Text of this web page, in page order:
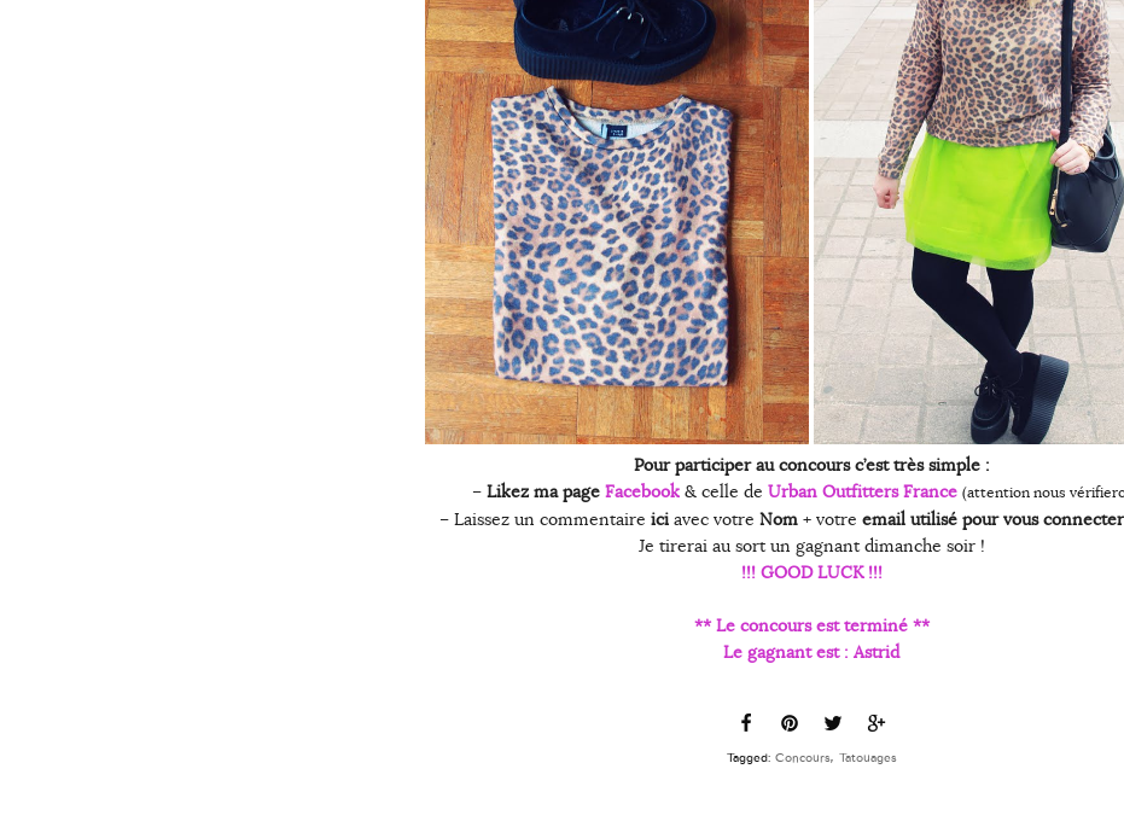
Pour participer au concours c’est très simple :
– Likez ma page Facebook & celle de Urban Outfitters France (attention nous
– Laissez un commentaire iciavec votre Nom+ votre email utilisé pour vous
Je tirerai au sort un gagnant dimanche soir !
!!! GOOD LUCK !!!
** Le concours est terminé **
Le gagnant est : Astrid
Tagged: Concours, Tatouages